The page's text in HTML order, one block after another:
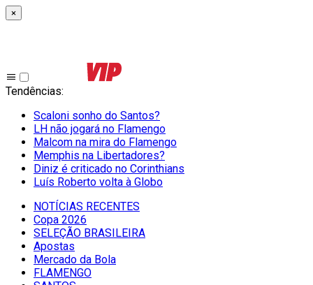
×
Tendências:
Scaloni sonho do Santos?
LH não jogará no Flamengo
Malcom na mira do Flamengo
Memphis na Libertadores?
Diniz é criticado no Corinthians
Luís Roberto volta à Globo
NOTÍCIAS RECENTES
Copa 2026
SELEÇÃO BRASILEIRA
Apostas
Mercado da Bola
FLAMENGO